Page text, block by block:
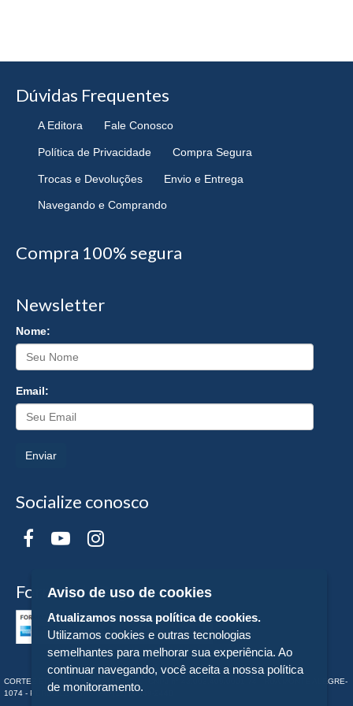
Dúvidas Frequentes
A Editora Fale Conosco
Política de Privacidade Compra Segura
Trocas e Devoluções Envio e Entrega
Navegando e Comprando
Compra 100% segura
Newsletter
Nome:
Email:
Enviar
Socialize conosco
Formas de Pagamento
CORTEZ EDITORA E LIVRARIA LTDA - CNPJ n° 43.003.409/0001-74 - RUA MONTE ALEGRE-
1074 - PERDIZES - SP - Tel:. (11) 98549-2448
Aviso de uso de cookies
Atualizamos nossa política de cookies.
Utilizamos cookies e outras tecnologias
semelhantes para melhorar sua experiência. Ao
continuar navegando, você aceita a nossa política
de monitoramento.